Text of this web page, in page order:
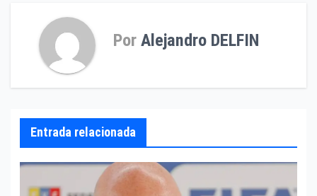
Por Alejandro DELFIN
Entrada relacionada